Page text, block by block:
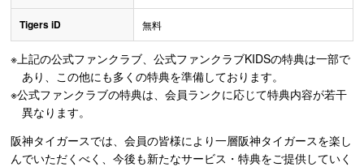
Tigers iD 無料
※上記の公式ファンクラブ、公式ファンクラブKIDSの特典は一部で
あり、この他にも多くの特典を準備しております。
※公式ファンクラブの特典は、会員ランクに応じて特典内容が若干
異なります。
阪神タイガースでは、会員の皆様により一層阪神タイガースを楽し
んでいただくべく、今後も新たなサービス・特典をご提供していく